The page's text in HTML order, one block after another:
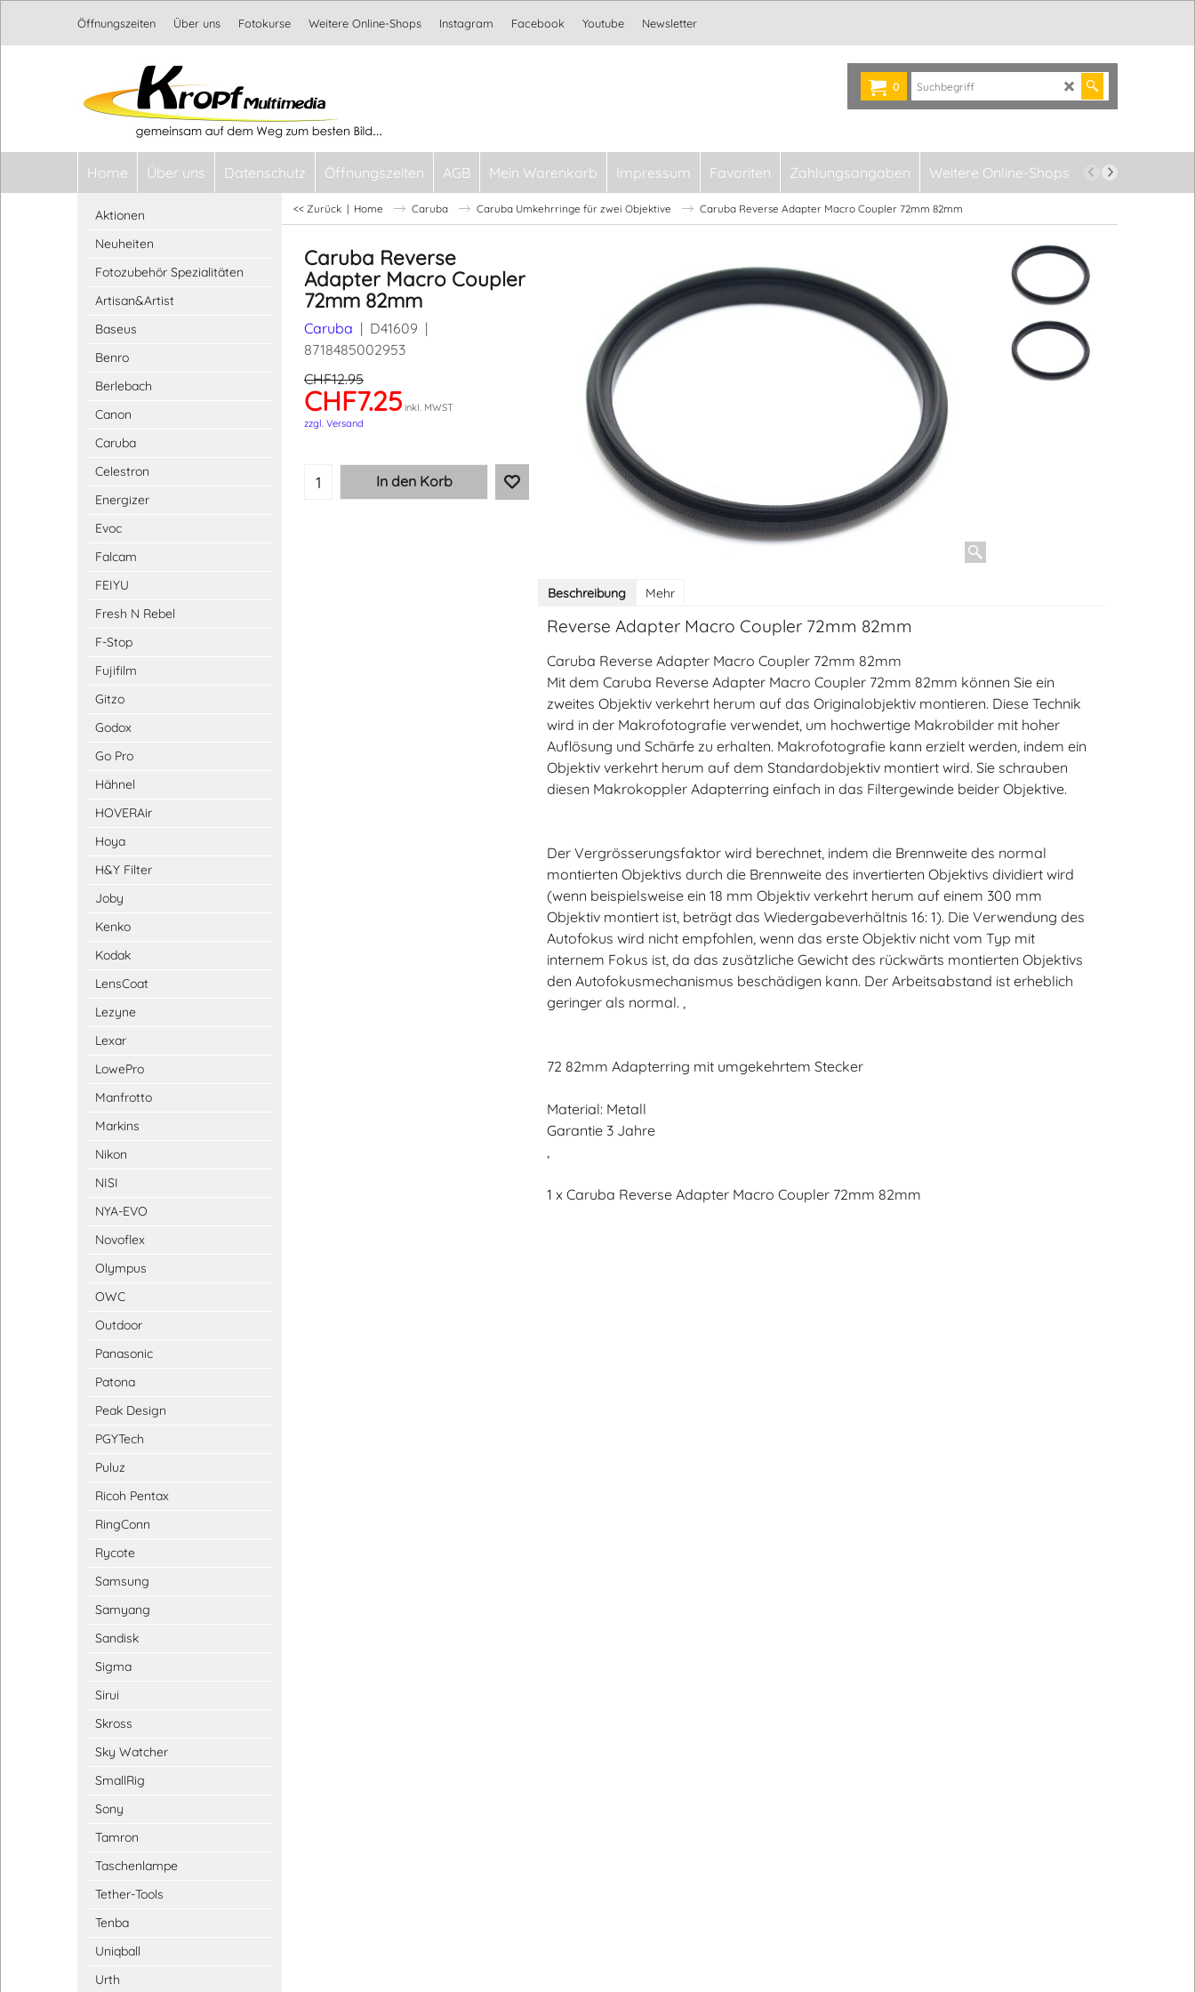
Öffnungszeiten Über uns Fotokurse Weitere Online-Shops Instagram Facebook Youtube Newsletter
0
Home Über uns Datenschutz Öffnungszeiten AGB Mein Warenkorb Impressum Favoriten Zahlungsangaben Weitere Online-Shops Newsletter
Aktionen
Neuheiten
Fotozubehör Spezialitäten
Artisan&Artist
Baseus
Benro
Berlebach
Canon
Caruba
Celestron
Energizer
Evoc
Falcam
FEIYU
Fresh N Rebel
F-Stop
Fujifilm
Gitzo
Godox
Go Pro
Hähnel
HOVERAir
Hoya
H&Y Filter
Joby
Kenko
Kodak
LensCoat
Lezyne
Lexar
LowePro
Manfrotto
Markins
Nikon
NISI
NYA-EVO
Novoflex
Olympus
OWC
Outdoor
Panasonic
Patona
Peak Design
PGYTech
Puluz
Ricoh Pentax
RingConn
Rycote
Samsung
Samyang
Sandisk
Sigma
Sirui
Skross
Sky Watcher
SmallRig
Sony
Tamron
Taschenlampe
Tether-Tools
Tenba
Uniqball
Urth
<< Zurück | Home Caruba Caruba Umkehrringe für zwei Objektive Caruba Reverse Adapter Macro Coupler 72mm 82mm
Caruba Reverse
Adapter Macro Coupler
72mm 82mm
Caruba
D41609
8718485002953
CHF12.95
CHF7.25 inkl. MWST
zzgl. Versand
In den Korb
Beschreibung Mehr
Reverse Adapter Macro Coupler 72mm 82mm
Caruba Reverse Adapter Macro Coupler 72mm 82mm
Mit dem Caruba Reverse Adapter Macro Coupler 72mm 82mm können Sie ein
zweites Objektiv verkehrt herum auf das Originalobjektiv montieren. Diese Technik
wird in der Makrofotografie verwendet, um hochwertige Makrobilder mit hoher
Auflösung und Schärfe zu erhalten. Makrofotografie kann erzielt werden, indem ein
Objektiv verkehrt herum auf dem Standardobjektiv montiert wird. Sie schrauben
diesen Makrokoppler Adapterring einfach in das Filtergewinde beider Objektive.
Der Vergrösserungsfaktor wird berechnet, indem die Brennweite des normal
montierten Objektivs durch die Brennweite des invertierten Objektivs dividiert wird
(wenn beispielsweise ein 18 mm Objektiv verkehrt herum auf einem 300 mm
Objektiv montiert ist, beträgt das Wiedergabeverhältnis 16: 1). Die Verwendung des
Autofokus wird nicht empfohlen, wenn das erste Objektiv nicht vom Typ mit
internem Fokus ist, da das zusätzliche Gewicht des rückwärts montierten Objektivs
den Autofokusmechanismus beschädigen kann. Der Arbeitsabstand ist erheblich
geringer als normal. ,
72 82mm Adapterring mit umgekehrtem Stecker
Material: Metall
Garantie 3 Jahre
,
1 x Caruba Reverse Adapter Macro Coupler 72mm 82mm